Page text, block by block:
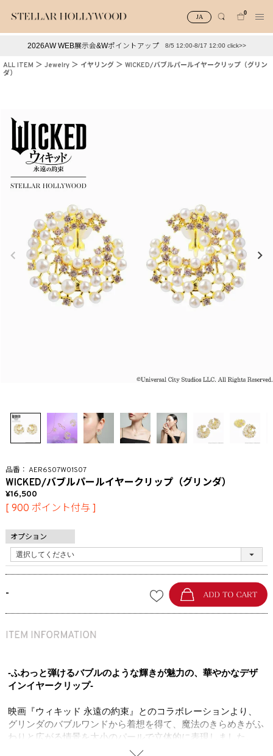
JA
0
2026AW WEB展示会&Wポイントアップ 8/5 12:00-8/17 12:00 click>>
ALL ITEM Jewelry イヤリング
WICKED/バブルパールイヤークリップ（グリン
ダ）
AER6S07W01S07
WICKED/バブルパールイヤークリップ（グリンダ）
16,500
[ 900 ポイント付与 ]
オプション
-
-ふわっと弾けるバブルのような輝きが魅力の、華やかなデザ
インイヤークリップ-
映画『ウィキッド 永遠の約束』とのコラボレーションより、
グリンダのバブルワンドから着想を得て、魔法のきらめきがふ
わりと広がる情景を大小のパールで立体的に表現しました。
やわらかな艶をもつパールに、キュービックジルコニアの繊細